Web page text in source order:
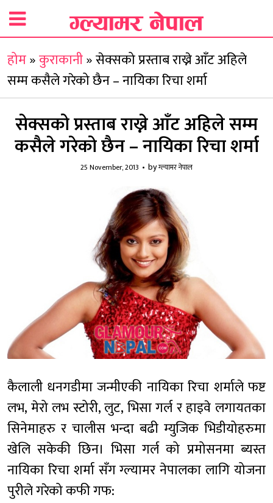
होम»कुराकानी»सेक्सको प्रस्ताब राख्ने आँट अहिले
सम्म कसैले गरेको छैन – नायिका रिचा शर्मा
सेक्सको प्रस्ताब राख्ने आँट अहिले सम्म
कसैले गरेको छैन – नायिका रिचा शर्मा
25 November, 2013 byग्ल्यामर नेपाल
कैलाली धनगडीमा जन्मीएकी नायिका रिचा शर्माले फष्ट
लभ, मेरो लभ स्टोरी, लुट, भिसा गर्ल र हाइवे लगायतका
सिनेमाहरु र चालीस भन्दा बढी म्युजिक भिडीयोहरुमा
खेलि सकेकी छिन। भिसा गर्ल को प्रमोसनमा ब्यस्त
नायिका रिचा शर्मा सँग ग्ल्यामर नेपालका लागि योजना
पुरीले गरेको कफी गफ: